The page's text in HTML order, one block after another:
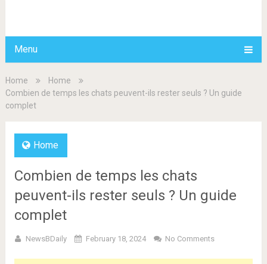
Menu
Home
Home
Combien de temps les chats peuvent-ils rester seuls ? Un guide
complet
Home
Combien de temps les chats
peuvent-ils rester seuls ? Un guide
complet
NewsBDaily February 18, 2024 No Comments